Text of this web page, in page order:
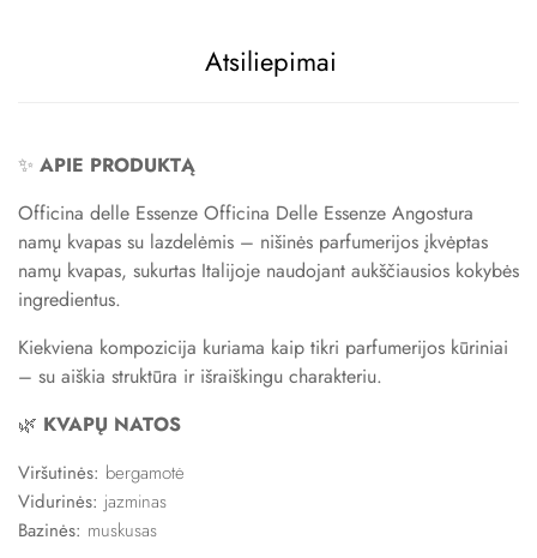
Atsiliepimai
✨ APIE PRODUKTĄ
Officina delle Essenze Officina Delle Essenze Angostura
namų kvapas su lazdelėmis – nišinės parfumerijos įkvėptas
namų kvapas, sukurtas Italijoje naudojant aukščiausios kokybės
ingredientus.
Kiekviena kompozicija kuriama kaip tikri parfumerijos kūriniai
– su aiškia struktūra ir išraiškingu charakteriu.
🌿 KVAPŲ NATOS
Viršutinės: bergamotė
Vidurinės: jazminas
Bazinės: muskusas